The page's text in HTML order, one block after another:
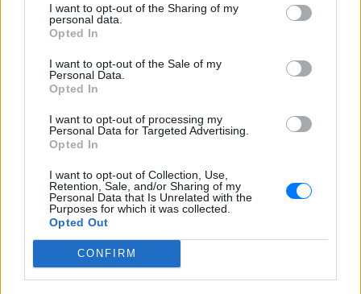
I want to opt-out of the Sharing of my
personal data.
Opted In
I want to opt-out of the Sale of my
Personal Data.
Opted In
I want to opt-out of processing my
Personal Data for Targeted Advertising.
Opted In
I want to opt-out of Collection, Use,
Retention, Sale, and/or Sharing of my
Personal Data that Is Unrelated with the
Purposes for which it was collected.
Opted Out
CONFIRM
ΔΕΙΤΕ ΕΠΙΣΗΣ
ΣΤΗΝ ΙΔΙΑ ΚΑΤΗΓΟΡΙΑ